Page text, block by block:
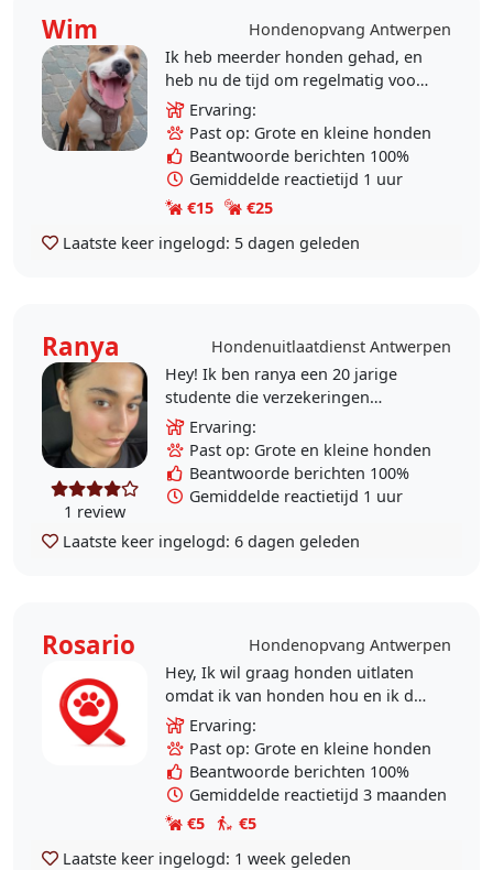
Wim
Hondenopvang Antwerpen
Ik heb meerder honden gehad, en
heb nu de tijd om regelmatig voor
een hond(je) te zorgen. Ik ben
absoluut een dierenliefhebber.
Helaas kan ik niet..
Ervaring:
Past op: Grote en kleine honden
Beantwoorde berichten 100%
Gemiddelde reactietijd 1 uur
€15
€25
Laatste keer ingelogd: 5 dagen geleden
Ranya Hondenuitlaatdienst Antwerpen
1 review
Hey! Ik ben ranya een 20 jarige
studente die verzekeringen
studeert om de AP hogeschool. Ik
ben een ervaren hondenoppas die
dol is op honden en al..
Ervaring:
Past op: Grote en kleine honden
Beantwoorde berichten 100%
Gemiddelde reactietijd 1 uur
Laatste keer ingelogd: 6 dagen geleden
Rosario
Hondenopvang Antwerpen
Hey, Ik wil graag honden uitlaten
omdat ik van honden hou en ik doe
ook vrijwilliger in dieren asiel en zo
wil ik heel veel diertjes helpen.
Ervaring:
Past op: Grote en kleine honden
Beantwoorde berichten 100%
Gemiddelde reactietijd 3 maanden
€5
€5
Laatste keer ingelogd: 1 week geleden